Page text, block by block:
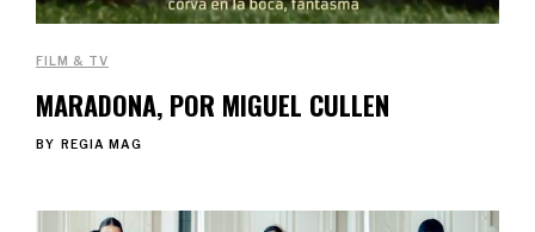
FILM & TV
MARADONA, POR MIGUEL CULLEN
BY REGIA MAG